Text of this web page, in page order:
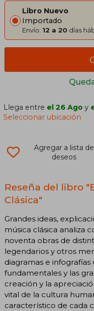
Libro Nuevo
Importado
Envío: 12 a 20 días
Llega entre el 26 Ago y
Seleccionar ubicación
Agregar a lista de
deseos
Reseña del libro
Clásica"
Grandes ideas,
música clásica analiza
noventa obras de
legendarios y otros
diagramas e
fundamentales y las
creación y la
vital de la cultura
característico de cada